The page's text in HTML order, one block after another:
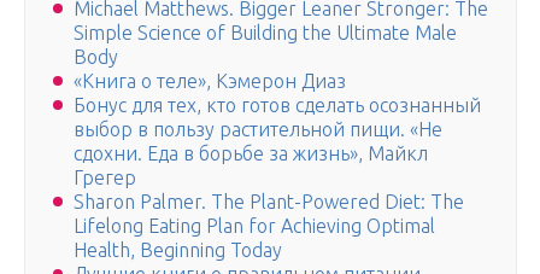
Michael Matthews. Bigger Leaner Stronger: The
Simple Science of Building the Ultimate Male
Body
«Книга о теле», Кэмерон Диаз
Бонус для тех, кто готов сделать осознанный
выбор в пользу растительной пищи. «Не
сдохни. Еда в борьбе за жизнь», Майкл
Грегер
Sharon Palmer. The Plant-Powered Diet: The
Lifelong Eating Plan for Achieving Optimal
Health, Beginning Today